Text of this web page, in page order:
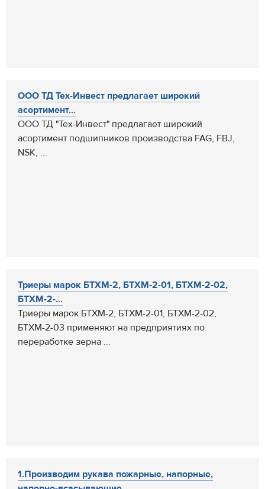
ООО ТД Тех-Инвест предлагает широкий
асортимент...
ООО ТД "Тех-Инвест" предлагает широкий
асортимент подшипников производства FAG, FBJ,
NSK, ...
Триеры марок БТХМ-2, БТХМ-2-01, БТХМ-2-02,
БТХМ-2-...
Триеры марок БТХМ-2, БТХМ-2-01, БТХМ-2-02,
БТХМ-2-03 применяют на предприятиях по
переработке зерна ...
1.Производим рукава пожарные, напорные,